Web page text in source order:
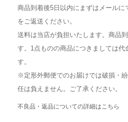
商品到着後5日以内にまずはメールに
をご返送ください。
送料は当店が負担いたします。商品
す。1点ものの商品につきましては代
す。
※定形外郵便でのお届けでは破損・
任は負えません。ご了承ください。
不良品・返品についての詳細はこちら